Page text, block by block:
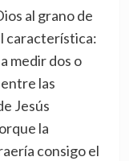
al grano de
característica:
medir dos o
las
Jesús
la
consigo el